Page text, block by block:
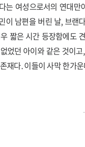
는 여성으로서의 연대
이 남편을 버린 날, 브랜
짧은 시간 등장함에도
었던 아이와 같은 것이
재다. 이들이 사막 한가